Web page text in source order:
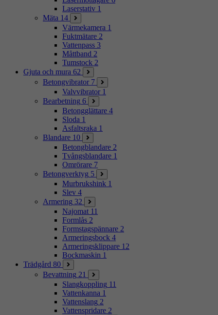
Laserstativ 1
Mäta 14
Värmekamera 1
Fuktmätare 2
Vattenpass 3
Måttband 2
Tumstock 2
Gjuta och mura 62
Betongvibrator 7
Valvvibrator 1
Bearbetning 6
Betongglättare 4
Sloda 1
Asfaltsraka 1
Blandare 10
Betongblandare 2
Tvångsblandare 1
Omrörare 7
Betongverktyg 5
Murbrukshink 1
Slev 4
Armering 32
Najomat 11
Formlås 2
Formstagspännare 2
Armeringsbock 4
Armeringsklippare 12
Bockmaskin 1
Trädgård 80
Bevattning 21
Slangkoppling 11
Vattenkanna 1
Vattenslang 2
Vattenspridare 2